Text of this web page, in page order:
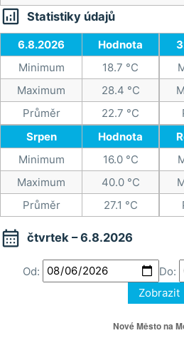
 Statistiky údajů
6.8.2026
Hodnota
Minimum
18.7 °C
Maximum
28.4 °C
Průměr
22.7 °C
Srpen
Hodnota
Minimum
16.0 °C
Maximum
40.0 °C
Průměr
27.1 °C
 čtvrtek – 6.8.2026
Od:
Do:
Zobrazit